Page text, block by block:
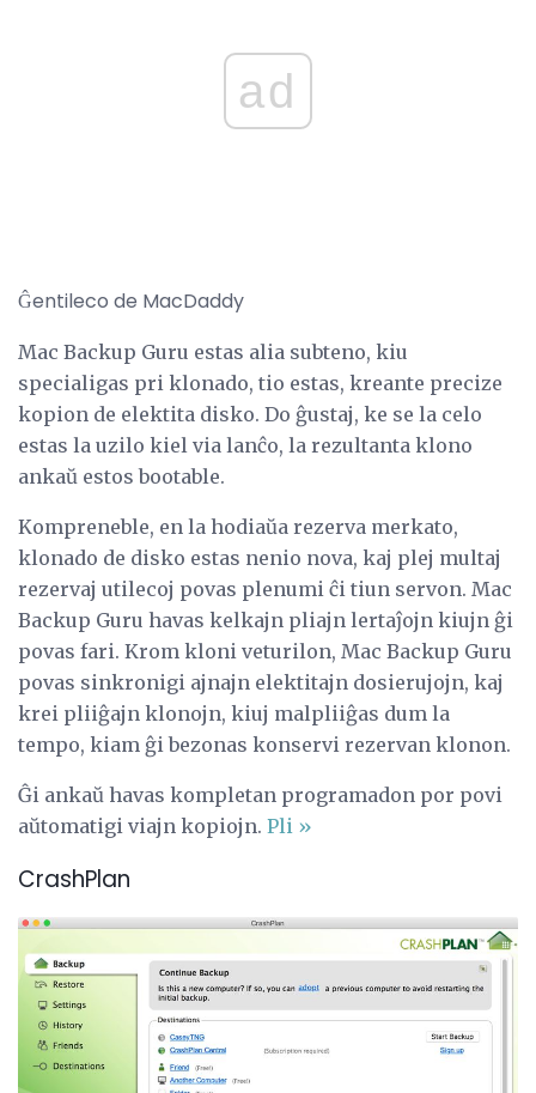
ad
Ĝentileco de MacDaddy
Mac Backup Guru estas alia subteno, kiu
specialigas pri klonado, tio estas, kreante precize
kopion de elektita disko. Do ĝustaj, ke se la celo
estas la uzilo kiel via lanĉo, la rezultanta klono
ankaŭ estos bootable.
Kompreneble, en la hodiaŭa rezerva merkato,
klonado de disko estas nenio nova, kaj plej multaj
rezervaj utilecoj povas plenumi ĉi tiun servon. Mac
Backup Guru havas kelkajn pliajn lertaĵojn kiujn ĝi
povas fari. Krom kloni veturilon, Mac Backup Guru
povas sinkronigi ajnajn elektitajn dosierujojn, kaj
krei pliiĝajn klonojn, kiuj malpliiĝas dum la
tempo, kiam ĝi bezonas konservi rezervan klonon.
Ĝi ankaŭ havas kompletan programadon por povi
aŭtomatigi viajn kopiojn. Pli »
CrashPlan